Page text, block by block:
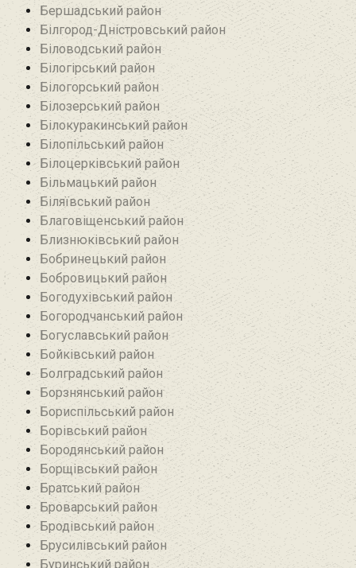
Бершадський район
Білгород-Дністровський район
Біловодський район‎
Білогірський район
Білогорський район
Білозерський район
Білокуракинський район‎
Білопільський район
Білоцерківський район
Більмацький район
Біляївський район‎
Благовіщенський район
Близнюківський район
Бобринецький район
Бобровицький район
Богодухівський район
Богородчанський район
Богуславський район
Бойківський район
Болградський район
Борзнянський район
Бориспільський район
Борівський район
Бородянський район
Борщівський район‎
Братський район‎
Броварський район
Бродівський район‎
Брусилівський район‎
Буринський район